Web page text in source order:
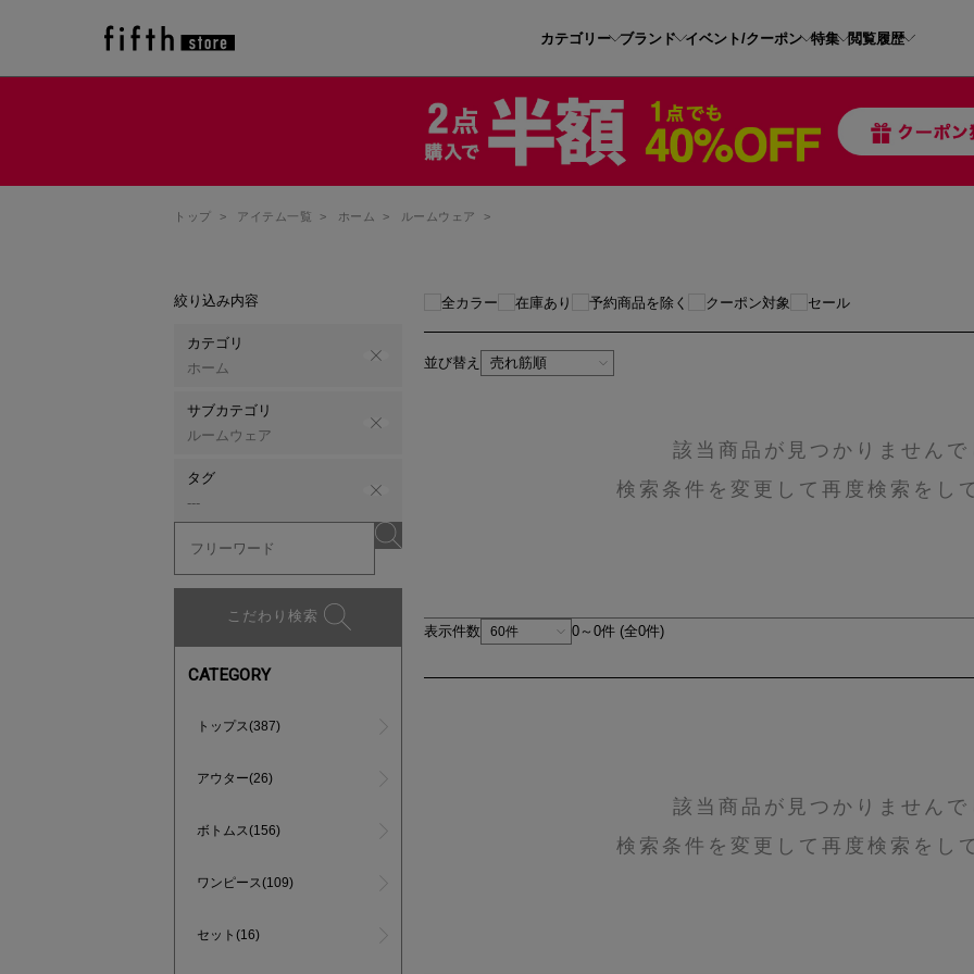
カテゴリー ブランド イベント/クーポン 特集 閲覧履歴
トップ > アイテム一覧 > ホーム > ルームウェア >
絞り込み内容
カテゴリ
ホーム
サブカテゴリ
ルームウェア
タグ
---
こだわり検索
CATEGORY
トップス(387)
アウター(26)
ボトムス(156)
ワンピース(109)
セット(16)
全カラー 在庫あり 予約商品を除く クーポン対象 セール
並び替え
該当商品が見つかりませんで
検索条件を変更して再度検索をし
表示件数 0～0件 (全0件)
該当商品が見つかりませんで
検索条件を変更して再度検索をし